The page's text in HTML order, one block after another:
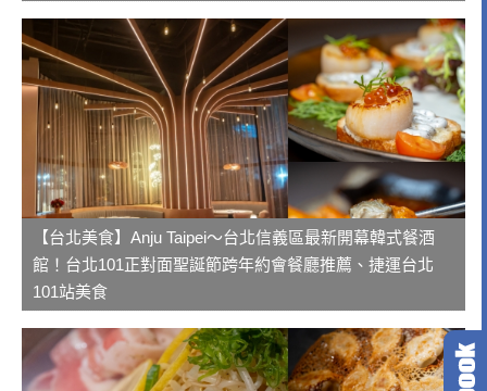
【台北美食】Anju Taipei～台北信義區最新開幕韓式餐酒
館！台北101正對面聖誕節跨年約會餐廳推薦、捷運台北
101站美食